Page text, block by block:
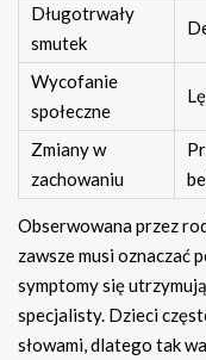
Długotrwały
smutek
Wycofanie
społeczne
Zmiany w
zachowaniu
Obserwowana przez
zawsze musi oznaczać
symptomy się
specjalisty. Dzieci
słowami, dlatego tak